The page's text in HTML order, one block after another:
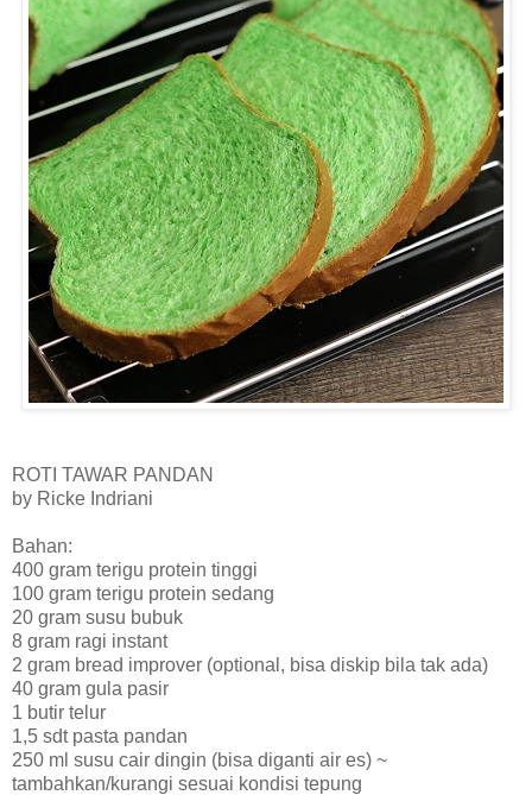
ROTI TAWAR PANDAN
by Ricke Indriani
Bahan:
400 gram terigu protein tinggi
100 gram terigu protein sedang
20 gram susu bubuk
8 gram ragi instant
2 gram bread improver (optional, bisa diskip bila tak ada)
40 gram gula pasir
1 butir telur
1,5 sdt pasta pandan
250 ml susu cair dingin (bisa diganti air es) ~
tambahkan/kurangi sesuai kondisi tepung